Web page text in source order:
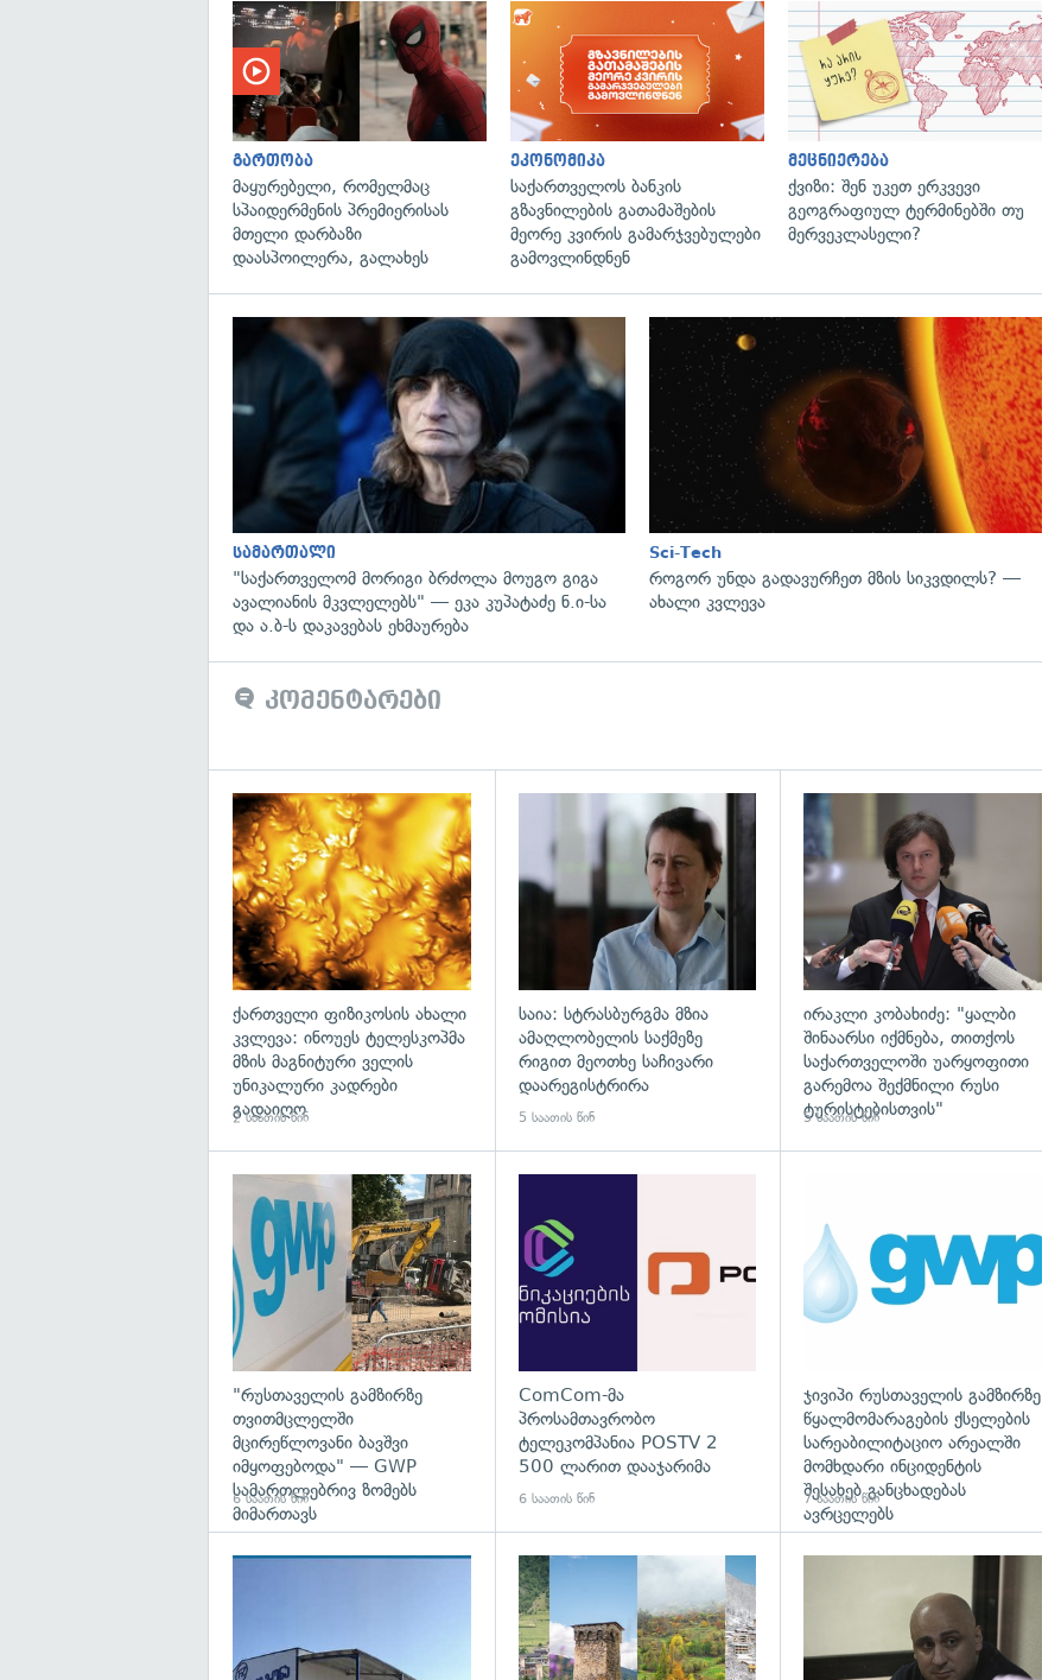
გართობა
მაყურებელი, რომელმაც
სპაიდერმენის პრემიერისას
მთელი დარბაზი
დაასპოილერა, გალახეს
ეკონომიკა
საქართველოს ბანკის
გზავნილების გათამაშების
მეორე კვირის გამარჯვებულები
გამოვლინდნენ
მეცნიერება
ქვიზი: შენ უკეთ ერკვევი
გეოგრაფიულ ტერმინებში თუ
მერვეკლასელი?
გადახედვა
სამართალი
"საქართველომ მორიგი ბრძოლა მოუგო გიგა
ავალიანის მკვლელებს" — ეკა კუპატაძე ნ.ი-სა
და ა.ბ-ს დაკავებას ეხმაურება
Sci-Tech
როგორ უნდა გადავურჩეთ მზის სიკვდილს? —
ახალი კვლევა
კომენტარები
ქართველი ფიზიკოსის ახალი
კვლევა: ინოუეს ტელესკოპმა
მზის მაგნიტური ველის
უნიკალური კადრები
გადაიღო
2 საათის წინ
გადახედვა
საია: სტრასბურგმა მზია
ამაღლობელის საქმეზე
რიგით მეოთხე საჩივარი
დაარეგისტრირა
5 საათის წინ
ირაკლი კობახიძე: "ყალბი
შინაარსი იქმნება, თითქოს
საქართველოში უარყოფითი
გარემოა შექმნილი რუსი
ტურისტებისთვის"
5 საათის წინ
"რუსთაველის გამზირზე
თვითმცლელში
მცირეწლოვანი ბავშვი
იმყოფებოდა" — GWP
სამართლებრივ ზომებს
მიმართავს
6 საათის წინ
ComCom-მა
პროსამთავრობო
ტელეკომპანია POSTV 2
500 ლარით დააჯარიმა
6 საათის წინ
ჯივიპი რუსთაველის გამზირზე
წყალმომარაგების ქსელების
სარეაბილიტაციო არეალში
მომხდარი ინციდენტის
შესახებ განცხადებას
ავრცელებს
7 საათის წინ
გადახედვა